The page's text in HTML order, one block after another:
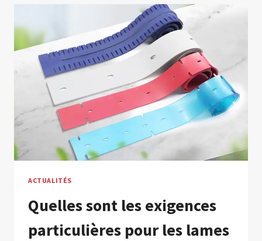
CAOUTCHOUC
TYPE
LINA-
TEX
EN
ACTUALITÉS
Quelles sont les exigences
particulières pour les lames